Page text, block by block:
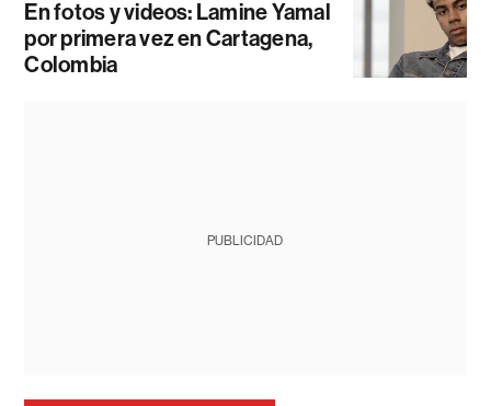
En fotos y videos: Lamine Yamal
por primera vez en Cartagena,
Colombia
PUBLICIDAD